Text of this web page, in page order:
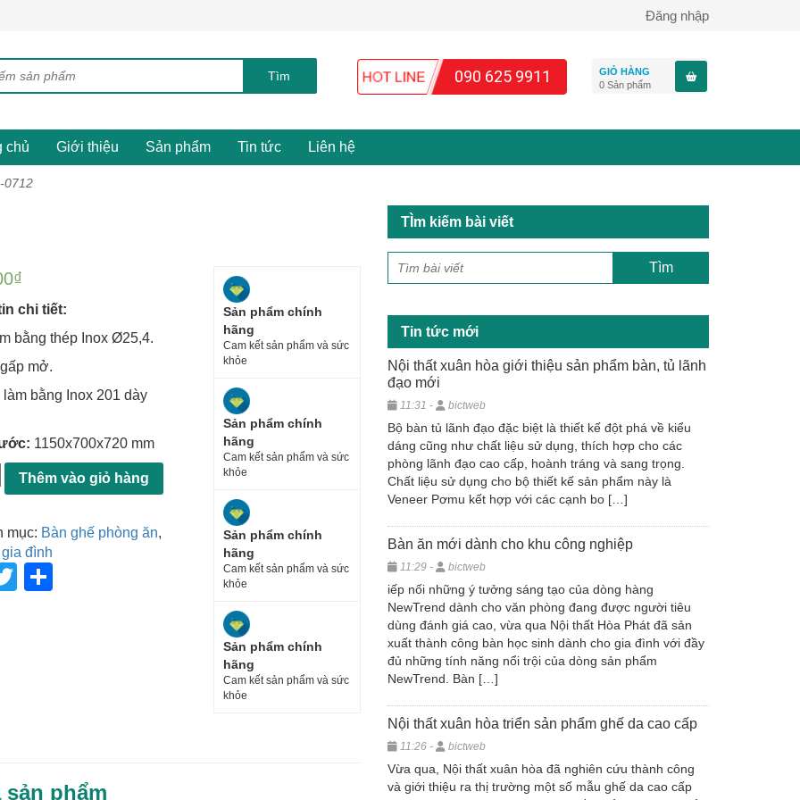
Đăng nhập
090 625 9911
GIỎ HÀNG
0Sản phẩm
chủ Giới thiệu Sản phẩm Tin tức Liên hệ
0712
₫
chi tiết:
bằng thép Inox Ø25,4.
mở.
làm bằng Inox 201 dày
1150x700x720 mm
Thêm vào giỏ hàng
mục: Bàn ghế phòng ăn,
đình
T
Sản phẩm chính
hãng
Cam kết sản phẩm và sức
khỏe
Sản phẩm chính
hãng
Cam kết sản phẩm và sức
khỏe
Sản phẩm chính
hãng
Cam kết sản phẩm và sức
khỏe
Sản phẩm chính
hãng
Cam kết sản phẩm và sức
khỏe
sản phẩm
TÌm kiếm bài viết
Tin tức mới
Nội thất xuân hòa giới thiệu sản phẩm bàn, tủ lãnh
đạo mới
11:31 - bictweb
Bộ bàn tủ lãnh đạo đặc biệt là thiết kế đột phá về kiểu
dáng cũng như chất liệu sử dụng, thích hợp cho các
phòng lãnh đạo cao cấp, hoành tráng và sang trọng.
Chất liệu sử dụng cho bộ thiết kế sản phẩm này là
Veneer Pơmu kết hợp với các cạnh bo […]
Bàn ăn mới dành cho khu công nghiệp
11:29 - bictweb
iếp nối những ý tưởng sáng tạo của dòng hàng
NewTrend dành cho văn phòng đang được người tiêu
dùng đánh giá cao, vừa qua Nội thất Hòa Phát đã sản
xuất thành công bàn học sinh dành cho gia đình với đầy
đủ những tính năng nổi trội của dòng sản phẩm
NewTrend. Bàn […]
Nội thất xuân hòa triển sản phẩm ghế da cao cấp
11:26 - bictweb
Vừa qua, Nội thất xuân hòa đã nghiên cứu thành công
và giới thiệu ra thị trường một số mẫu ghế da cao cấp